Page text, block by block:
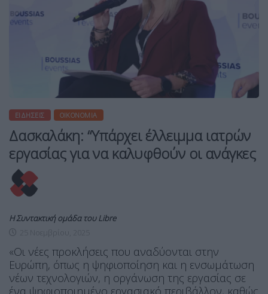
ΕΙΔΉΣΕΙΣ ΟΙΚΟΝΟΜΊΑ
Δασκαλάκη: “Υπάρχει έλλειμμα ιατρών
εργασίας για να καλυφθούν οι ανάγκες
Η Συντακτική ομάδα του Libre
«Οι νέες προκλήσεις που αναδύονται στην
Ευρώπη, όπως η ψηφιοποίηση και η ενσωμάτωση
νέων τεχνολογιών, η οργάνωση της εργασίας σε
ένα ψηφιοποιημένο εργασιακό περιβάλλον, καθώς